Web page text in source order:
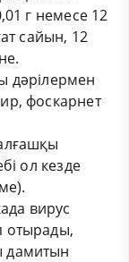
г немесе 12
сайын, 12
дәрілермен
фоскарнет
ол кезде
вирус
отырады,
дамитын